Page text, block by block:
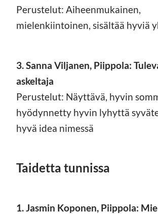
Perustelut: Aiheenmukainen,
mielenkiintoinen, sisältää hyviä
3. Sanna Viljanen, Piippola:
askeltaja
Perustelut: Näyttävä, hyvin
hyödynnetty hyvin lyhyttä
hyvä idea nimessä
Taidetta tunnissa
1. Jasmin Koponen, Piippola: